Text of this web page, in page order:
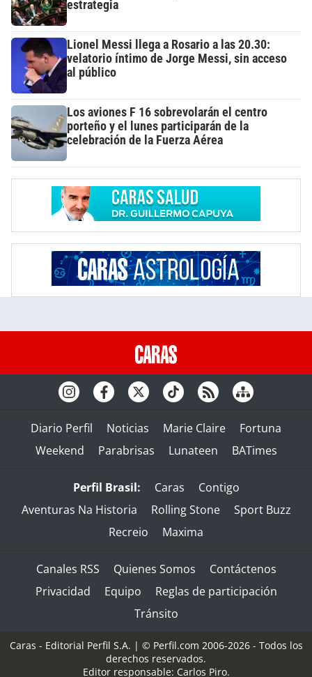
estrategia
Lionel Messi llega a Rosario a las 20.30:
velatorio íntimo de Jorge Messi, sin acceso
al público
Los aviones F 16 sobrevolarán el centro
porteño y el lunes participarán de la
celebración de la Fuerza Aérea
Diario Perfil Noticias Marie Claire
Fortuna
Weekend
Parabrisas Lunateen BATimes
Perfil Brasil: Caras
Contigo
Aventuras Na Historia
Rolling Stone
Sport Buzz
Recreio
Maxima
Canales RSS Quienes Somos
Contáctenos
Privacidad
Equipo
Reglas de participación
Tránsito
Caras - Editorial Perfil S.A. | © Perfil.com 2006-2026 - Todos los
derechos reservados.
Editor responsable: Carlos Piro.